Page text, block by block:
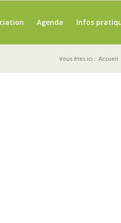
Agenda Infos
Vous êtes ici : Accueil